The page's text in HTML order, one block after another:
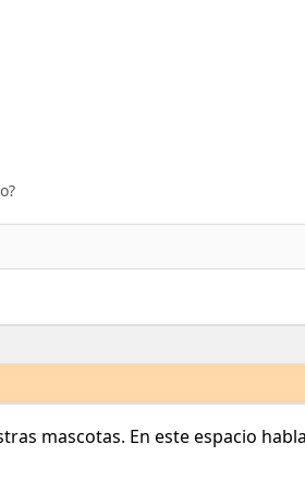
mascotas. En este espacio